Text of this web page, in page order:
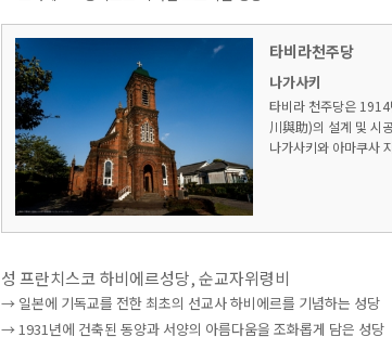
타비라천주당
나가사키
타비라 천주당은
川與助)의 설계 및 시
나가사키와 아마쿠사
성 프란치스코 하비에르성당, 순교자위령비
→ 일본에 기독교를 전한 최초의 선교사 하비에르를 기념하는 성당
→ 1931년에 건축된 동양과 서양의 아름다움을 조화롭게 담은 성당